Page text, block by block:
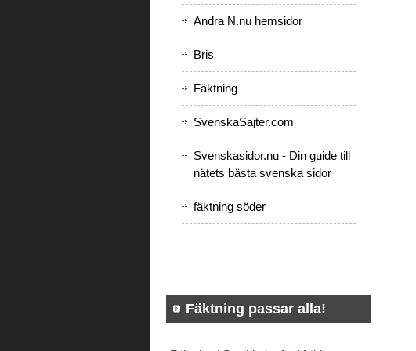
Andra N.nu hemsidor
Bris
Fäktning
SvenskaSajter.com
Svenskasidor.nu - Din guide till
nätets bästa svenska sidor
fäktning söder
Fäktning passar alla!